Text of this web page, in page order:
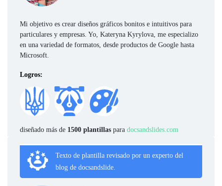
Mi objetivo es crear diseños gráficos bonitos e intuitivos para
particulares y empresas. Yo, Kateryna Kyrylova, me especializo
en una variedad de formatos, desde productos de Google hasta
Microsoft.
Logros:
diseñado más de 1500 plantillas para docsandslides.com
Texto de plantilla revisado por un experto del
blog de docsandslide.